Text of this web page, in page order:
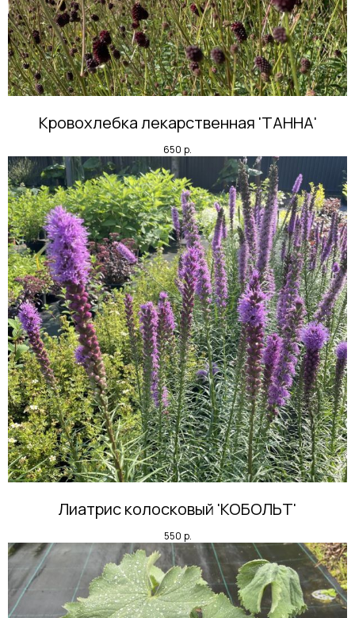
Кровохлебка лекарственная 'ТАННА'
650 р.
Лиатрис колосковый 'КОБОЛЬТ'
550 р.